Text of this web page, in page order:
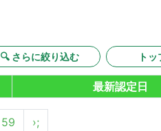
🔍 さらに絞り込む ト
最新認定日
59 ›;